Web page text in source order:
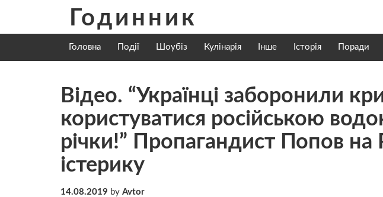
content
Годинник
Головна Події Шоубіз Кулінарія Інше Історія Поради
Відео. “Українці заборонили
користуватися російською
річки!” Пропагандист Попов
істерику
14.08.2019 by Avtor